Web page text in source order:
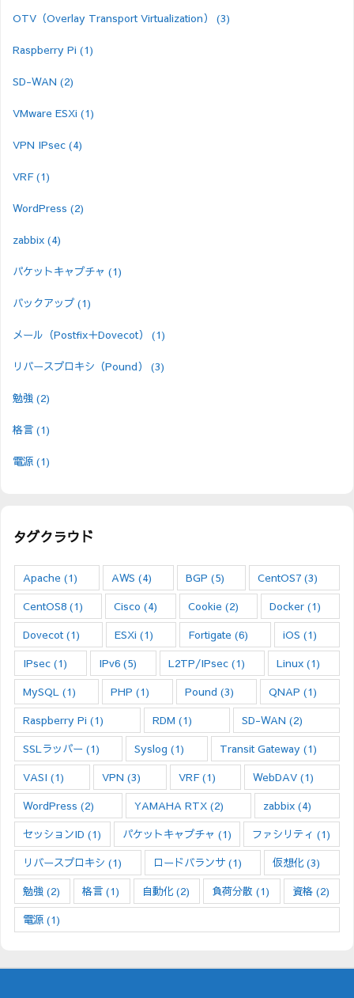
OTV（Overlay Transport Virtualization） (3)
Raspberry Pi (1)
SD-WAN (2)
VMware ESXi (1)
VPN IPsec (4)
VRF(1)
WordPress (2)
zabbix (4)
パケットキャプチャ (1)
バックアップ (1)
メール（Postfix＋Dovecot） (1)
リバースプロキシ（Pound） (3)
勉強 (2)
格言 (1)
電源 (1)
タグクラウド
Apache (1) AWS (4) BGP (5) CentOS7 (3)
CentOS8 (1) Cisco (4) Cookie (2) Docker (1)
Dovecot(1) ESXi (1) Fortigate (6) iOS (1)
IPsec (1) IPv6 (5) L2TP/IPsec (1) Linux (1)
MySQL (1) PHP (1) Pound (3) QNAP (1)
Raspberry Pi (1) RDM (1) SD-WAN (2)
SSLラッパー (1) Syslog (1) Transit Gateway(1)
VASI (1) VPN (3) VRF(1) WebDAV (1)
WordPress (2) YAMAHA RTX(2) zabbix (4)
セッションID (1) パケットキャプチャ (1) ファシリティ (1)
リバースプロキシ (1) ロードバランサ(1) 仮想化 (3)
勉強 (2) 格言 (1) 自動化(2) 負荷分散 (1) 資格(2)
電源 (1)